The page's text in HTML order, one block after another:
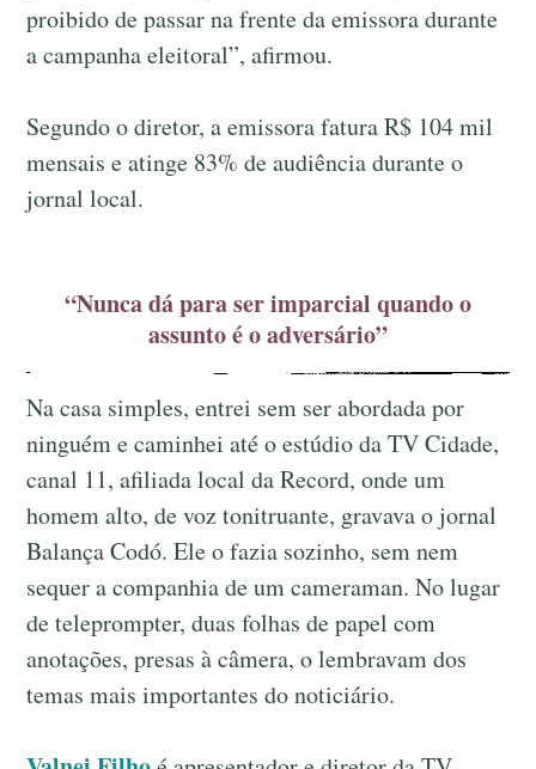
proibido de passar na frente da emissora durante
a campanha eleitoral”, afirmou.
Segundo o diretor, a emissora fatura R$ 104 mil
mensais e atinge 83% de audiência durante o
jornal local.
“Nunca dá para ser imparcial quando o
assunto é o adversário”
Na casa simples, entrei sem ser abordada por
ninguém e caminhei até o estúdio da TV Cidade,
canal 11, afiliada local da Record, onde um
homem alto, de voz tonitruante, gravava o jornal
Balança Codó. Ele o fazia sozinho, sem nem
sequer a companhia de um cameraman. No lugar
de teleprompter, duas folhas de papel com
anotações, presas à câmera, o lembravam dos
temas mais importantes do noticiário.